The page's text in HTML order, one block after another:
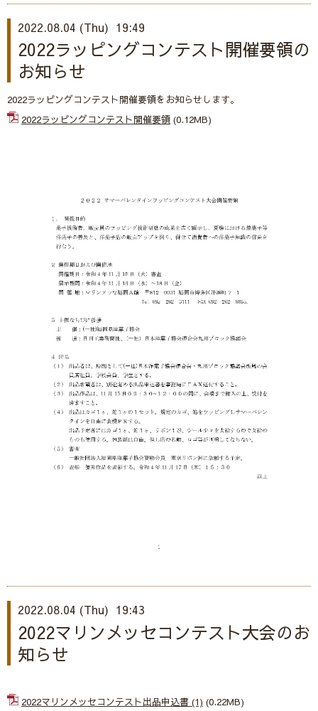
2022.08.04 (Thu) 19:49
2022ラッピングコンテスト開催要領の
お知らせ
2022ラッピングコンテスト開催要領をお知らせします。
2022ラッピングコンテスト開催要領 (0.12MB)
2022.08.04 (Thu) 19:43
2022マリンメッセコンテスト大会のお
知らせ
2022マリンメッセコンテスト出品申込書 (1) (0.22MB)